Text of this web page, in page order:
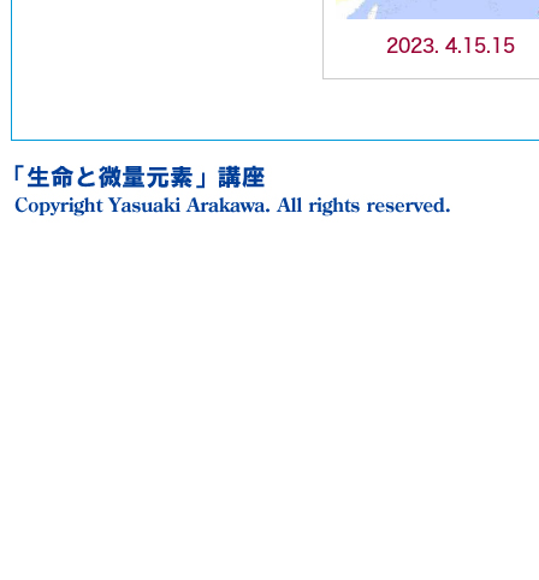
2023. 4.15.15